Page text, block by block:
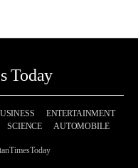
Today
ENTERTAINMENT
SCIENCE AUTOMOBILE